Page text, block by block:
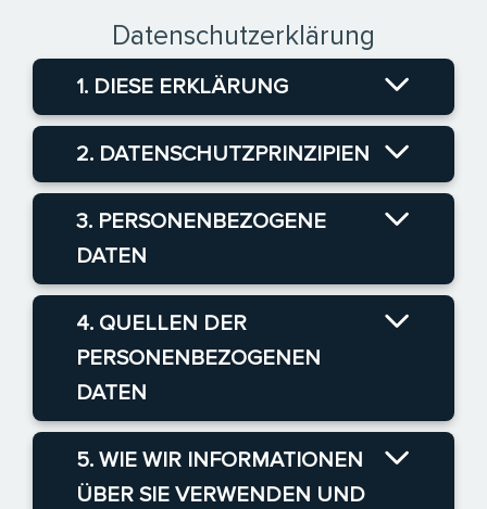
Datenschutzerklärung
1. DIESE ERKLÄRUNG
2. DATENSCHUTZPRINZIPIEN
3. PERSONENBEZOGENE
DATEN
4. QUELLEN DER
PERSONENBEZOGENEN
DATEN
5. WIE WIR INFORMATIONEN
ÜBER SIE VERWENDEN UND